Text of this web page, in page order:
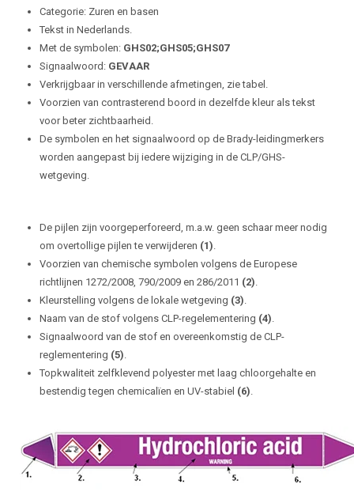
Categorie: Zuren en basen
Tekst in Nederlands.
Met de symbolen: GHS02;GHS05;GHS07
Signaalwoord: GEVAAR
Verkrijgbaar in verschillende afmetingen, zie tabel.
Voorzien van contrasterend boord in dezelfde kleur als tekst
voor beter zichtbaarheid.
De symbolen en het signaalwoord op de Brady-leidingmerkers
worden aangepast bij iedere wijziging in de CLP/GHS-
wetgeving.
De pijlen zijn voorgeperforeerd, m.a.w. geen schaar meer nodig
om overtollige pijlen te verwijderen (1).
Voorzien van chemische symbolen volgens de Europese
richtlijnen 1272/2008, 790/2009 en 286/2011 (2).
Kleurstelling volgens de lokale wetgeving (3).
Naam van de stof volgens CLP-regelementering (4).
Signaalwoord van de stof en overeenkomstig de CLP-
reglementering (5).
Topkwaliteit zelfklevend polyester met laag chloorgehalte en
bestendig tegen chemicalïen en UV-stabiel (6).